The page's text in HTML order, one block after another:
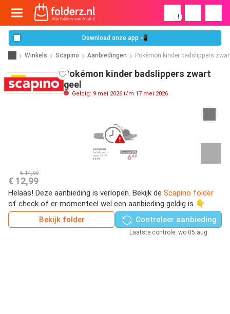
!
Download onze app 📲
Winkels Scapino Aanbiedingen Pokémon kinder badslippers
Pokémon kinder badslippers zwart
geel
Geldig: 9 mei 2026 t/m 17 mei 2026
€ 14,99
€ 12,99
Helaas! Deze aanbieding is verlopen. Bekijk de Scapino folder
of check of er momenteel wel een aanbieding geldig is 👇
Bekijk folder
Controleer aanbieding
Laatste controle: wo 05 aug